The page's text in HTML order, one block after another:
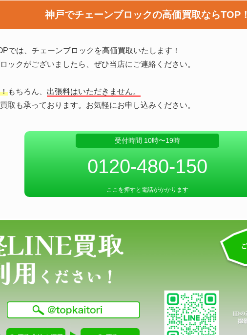
神戸でチェーンブロックの高価買取ならTOP！
では、チェーンブロックを高価買取いたします！
ックがございましたら、ぜひ当店にご連絡ください。
もちろん、 出張料はいただきません。
取も承っております。お気軽にお申し込みください。
受付時間 10時〜19時
0120-480-150
ここを押すと電話がかかります